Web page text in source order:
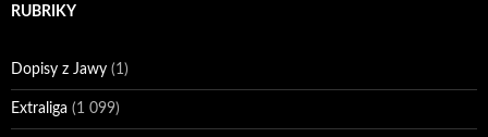
RUBRIKY
Dopisy z Jawy (1)
Extraliga (1 099)